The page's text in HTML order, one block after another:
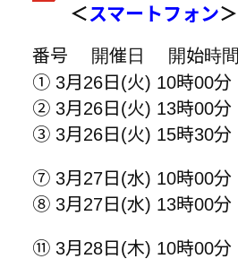
＜スマートフォン＞
番号 開催日 開始時間
① 3月26日(火) 10時00分
② 3月26日(火) 13時00分
③ 3月26日(火) 15時30分
⑦ 3月27日(水) 10時00分
⑧ 3月27日(水) 13時00分
⑪ 3月28日(木) 10時00分